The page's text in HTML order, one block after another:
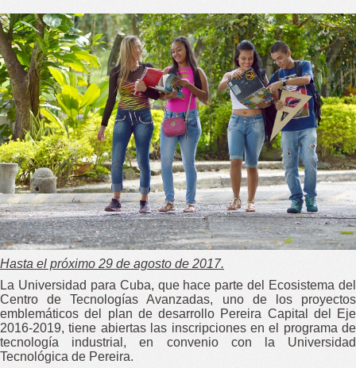
Hasta el próximo 29 de agosto de 2017.
La Universidad para Cuba, que hace parte del Ecosistema del
Centro de Tecnologías Avanzadas, uno de los proyectos
emblemáticos del plan de desarrollo Pereira Capital del Eje
2016-2019, tiene abiertas las inscripciones en el programa de
tecnología industrial, en convenio con la Universidad
Tecnológica de Pereira.